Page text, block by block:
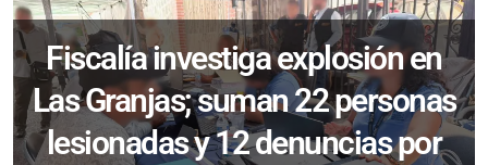
Fiscalía investiga explosión en
Las Granjas; suman 22 personas
lesionadas y 12 denuncias por